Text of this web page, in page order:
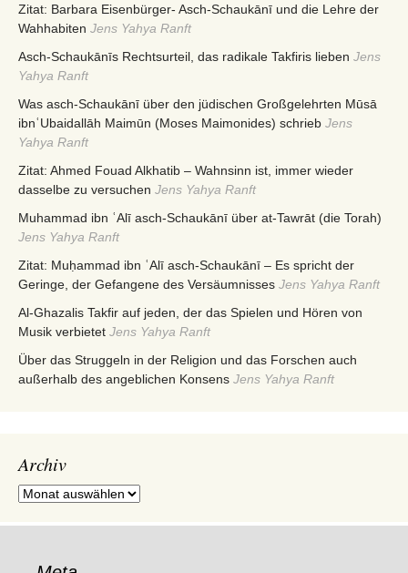
Zitat: Barbara Eisenbürger- Asch-Schaukānī und die Lehre der
Wahhabiten Jens Yahya Ranft
Asch-Schaukānīs Rechtsurteil, das radikale Takfiris lieben Jens
Yahya Ranft
Was asch-Schaukānī über den jüdischen Großgelehrten Mūsā
ibnʿUbaidallāh Maimūn (Moses Maimonides) schrieb Jens
Yahya Ranft
Zitat: Ahmed Fouad Alkhatib – Wahnsinn ist, immer wieder
dasselbe zu versuchen Jens Yahya Ranft
Muhammad ibn ʿAlī asch-Schaukānī über at-Tawrāt (die Torah)
Jens Yahya Ranft
Zitat: Muḥammad ibn ʿAlī asch-Schaukānī – Es spricht der
Geringe, der Gefangene des Versäumnisses Jens Yahya Ranft
Al-Ghazalis Takfir auf jeden, der das Spielen und Hören von
Musik verbietet Jens Yahya Ranft
Über das Struggeln in der Religion und das Forschen auch
außerhalb des angeblichen Konsens Jens Yahya Ranft
Archiv
Archiv